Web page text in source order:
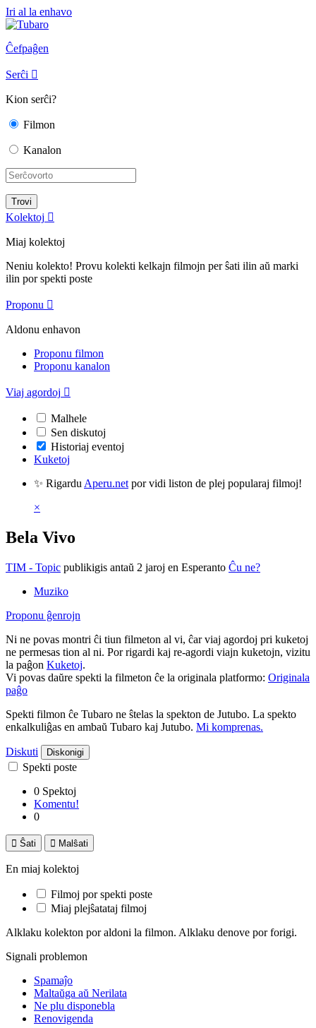
Iri al la enhavo
Ĉefpaĝen
Serĉi 
Kion serĉi?
Filmon
Kanalon
Kolektoj 
Miaj kolektoj
Neniu kolekto! Provu kolekti kelkajn filmojn per ŝati ilin aŭ marki
ilin por spekti poste
Proponu 
Aldonu enhavon
Proponu filmon
Proponu kanalon
Viaj agordoj 
Malhele
Sen diskutoj
Historiaj eventoj
Kuketoj
✨ Rigardu Aperu.net por vidi liston de plej popularaj filmoj!
×
Bela Vivo
TIM - Topic publikigis antaŭ 2 jaroj en Esperanto Ĉu ne?
Muziko
Proponu ĝenrojn
Ni ne povas montri ĉi tiun filmeton al vi, ĉar viaj agordoj pri kuketoj
ne permesas tion al ni. Por rigardi kaj re-agordi viajn kuketojn, vizitu
la paĝon Kuketoj.
Vi povas daŭre spekti la filmeton ĉe la originala platformo: Originala
paĝo
Spekti filmon ĉe Tubaro ne ŝtelas la spekton de Jutubo. La spekto
enkalkuliĝas en ambaŭ Tubaro kaj Jutubo. Mi komprenas.
Diskuti Diskonigi
Spekti poste
0 Spektoj
Komentu!
0
 Ŝati  Malŝati
En miaj kolektoj
Filmoj por spekti poste
Miaj plejŝatataj filmoj
Alklaku kolekton por aldoni la filmon. Alklaku denove por forigi.
Signali problemon
Spamaĵo
Maltaŭga aŭ Nerilata
Ne plu disponebla
Renovigenda